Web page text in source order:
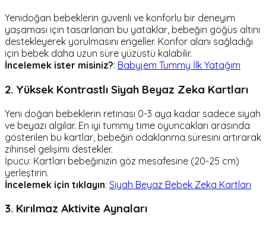
Yenidoğan bebeklerin güvenli ve konforlu bir deneyim
yaşaması için tasarlanan bu yataklar, bebeğin göğüs altını
destekleyerek yorulmasını engeller. Konfor alanı sağladığı
için bebek daha uzun süre yüzüstü kalabilir.
İncelemek ister misiniz?: Babyjem Tummy İlk Yatağım
2. Yüksek Kontrastlı Siyah Beyaz Zeka Kartları
Yeni doğan bebeklerin retinası 0-3 aya kadar sadece siyah
ve beyazı algılar. En iyi tummy time oyuncakları arasında
gösterilen bu kartlar, bebeğin odaklanma süresini artırarak
zihinsel gelişimi destekler.
İpucu: Kartları bebeğinizin göz mesafesine (20-25 cm)
yerleştirin.
İncelemek için tıklayın: Siyah Beyaz Bebek Zeka Kartları
3. Kırılmaz Aktivite Aynaları